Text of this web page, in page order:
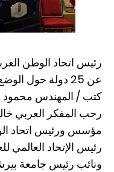
رئيس اتحاد الوطن
عن 25 دولة حول الوضع في الأراضي الفلسطينية المحتلة
كتب / المهندس محمود
رحب المفكر العربي
مؤسس ورئيس اتحاد
رئيس الإتحاد العالمي
ونائب رئيس جامعة